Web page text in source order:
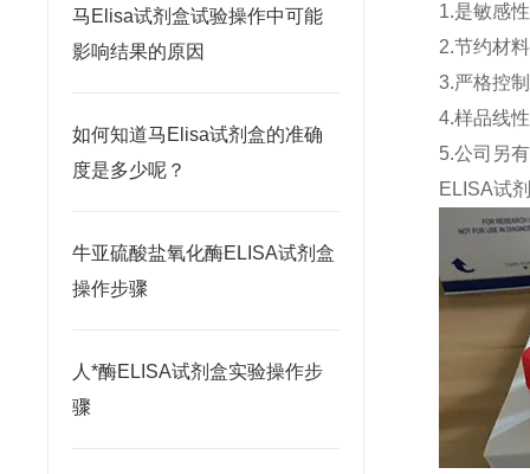
马Elisa试剂盒试验操作中可能
影响结果的原因
如何知道马Elisa试剂盒的准确
度是多少呢？
牛亚硫酸盐氧化酶ELISA试剂盒
操作步骤
人*酶ELISA试剂盒实验操作步
骤
1.是敏感
2.节约材
3.严格控
4.样品线
5.公司另
ELISA试